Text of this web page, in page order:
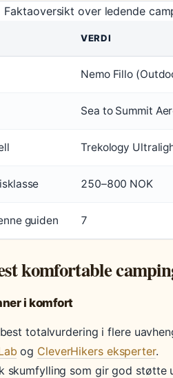
Faktaoversikt over ledende
VERDI
Nemo Fillo
Sea to Summit
Trekology
250–800 NOK
guiden 7
komfortable
i komfort
totalvurdering i flere
og CleverHikers eksperter.
skumfylling som gir god